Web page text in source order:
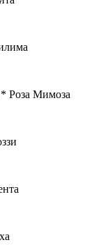
Роза Мимоза